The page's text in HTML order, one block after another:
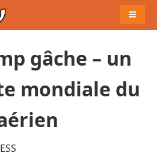
gâche – un
mondiale du